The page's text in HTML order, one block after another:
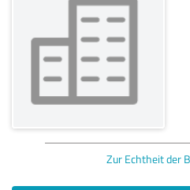
Zur Echtheit der